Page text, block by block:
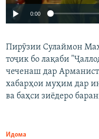
Auto 240p
720p
0:00
Пирӯзии Сулаймон
тоҷик бо лақаби
чеченаш дар
хабарҳои муҳим дар
ва баҳси зиёдеро
Идома